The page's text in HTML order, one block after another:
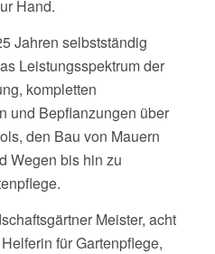
Hand.
Jahren selbstständig
Leistungsspektrum der
kompletten
und Bepflanzungen über
den Bau von Mauern
Wegen bis hin zu
Meister, acht
für Gartenpflege,